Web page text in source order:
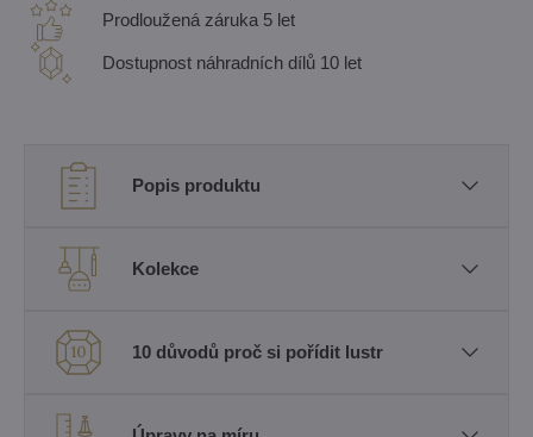
Prodloužená záruka 5 let
Dostupnost náhradních dílů 10 let
Popis produktu
Kolekce
10 důvodů proč si pořídit lustr